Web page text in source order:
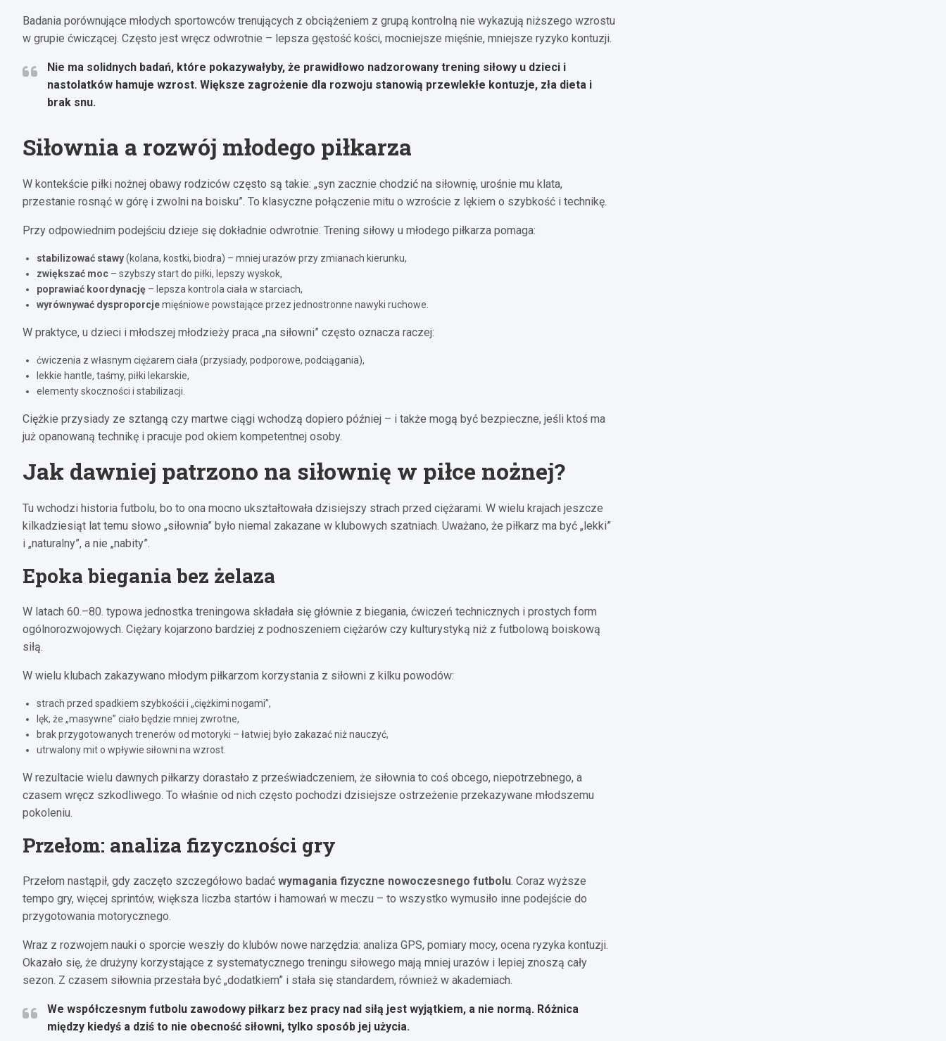
Badania porównujące młodych sportowców trenujących z obciążeniem z grupą kontrolną nie wykazują niższego wzrostu
w grupie ćwiczącej. Często jest wręcz odwrotnie – lepsza gęstość kości, mocniejsze mięśnie, mniejsze ryzyko kontuzji.
Nie ma solidnych badań, które pokazywałyby, że prawidłowo nadzorowany trening siłowy u dzieci i
nastolatków hamuje wzrost. Większe zagrożenie dla rozwoju stanowią przewlekłe kontuzje, zła dieta i
brak snu.
Siłownia a rozwój młodego piłkarza
W kontekście piłki nożnej obawy rodziców często są takie: „syn zacznie chodzić na siłownię, urośnie mu klata,
przestanie rosnąć w górę i zwolni na boisku”. To klasyczne połączenie mitu o wzroście z lękiem o szybkość i technikę.
Przy odpowiednim podejściu dzieje się dokładnie odwrotnie. Trening siłowy u młodego piłkarza pomaga:
stabilizować stawy(kolana, kostki, biodra) – mniej urazów przy zmianach kierunku,
zwiększać moc – szybszy start do piłki, lepszy wyskok,
poprawiać koordynację – lepsza kontrola ciała w starciach,
wyrównywać dysproporcjemięśniowe powstające przez jednostronne nawyki ruchowe.
W praktyce, u dzieci i młodszej młodzieży praca „na siłowni” często oznacza raczej:
ćwiczenia z własnym ciężarem ciała (przysiady, podporowe, podciągania),
lekkie hantle, taśmy, piłki lekarskie,
elementy skoczności i stabilizacji.
Ciężkie przysiady ze sztangą czy martwe ciągi wchodzą dopiero później – i także mogą być bezpieczne, jeśli ktoś ma
już opanowaną technikę i pracuje pod okiem kompetentnej osoby.
Jak dawniej patrzono na siłownię w piłce nożnej?
Tu wchodzi historia futbolu, bo to ona mocno ukształtowała dzisiejszy strach przed ciężarami. W wielu krajach jeszcze
kilkadziesiąt lat temu słowo „siłownia” było niemal zakazane w klubowych szatniach. Uważano, że piłkarz ma być „lekki”
i „naturalny”, a nie „nabity”.
Epoka biegania bez żelaza
W latach 60.–80. typowa jednostka treningowa składała się głównie z biegania, ćwiczeń technicznych i prostych form
ogólnorozwojowych. Ciężary kojarzono bardziej z podnoszeniem ciężarów czy kulturystyką niż z futbolową boiskową
siłą.
W wielu klubach zakazywano młodym piłkarzom korzystania z siłowni z kilku powodów:
strach przed spadkiem szybkości i „ciężkimi nogami”,
lęk, że „masywne” ciało będzie mniej zwrotne,
brak przygotowanych trenerów od motoryki – łatwiej było zakazać niż nauczyć,
utrwalony mit o wpływie siłowni na wzrost.
W rezultacie wielu dawnych piłkarzy dorastało z przeświadczeniem, że siłownia to coś obcego, niepotrzebnego, a
czasem wręcz szkodliwego. To właśnie od nich często pochodzi dzisiejsze ostrzeżenie przekazywane młodszemu
pokoleniu.
Przełom: analiza fizyczności gry
Przełom nastąpił, gdy zaczęto szczegółowo badać wymagania fizyczne nowoczesnego futbolu. Coraz wyższe
tempo gry, więcej sprintów, większa liczba startów i hamowań w meczu – to wszystko wymusiło inne podejście do
przygotowania motorycznego.
Wraz z rozwojem nauki o sporcie weszły do klubów nowe narzędzia: analiza GPS, pomiary mocy, ocena ryzyka kontuzji.
Okazało się, że drużyny korzystające z systematycznego treningu siłowego mają mniej urazów i lepiej znoszą cały
sezon. Z czasem siłownia przestała być „dodatkiem” i stała się standardem, również w akademiach.
We współczesnym futbolu zawodowy piłkarz bez pracy nad siłą jest wyjątkiem, a nie normą. Różnica
między kiedyś a dziś to nie obecność siłowni, tylko sposób jej użycia.